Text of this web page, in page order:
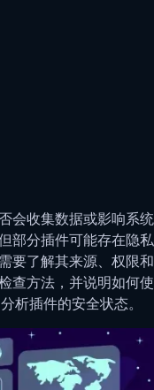
会收集数据或影响系统
部分插件可能存在隐私
要了解其来源、权限和
查方法，并说明如何使
析插件的安全状态。